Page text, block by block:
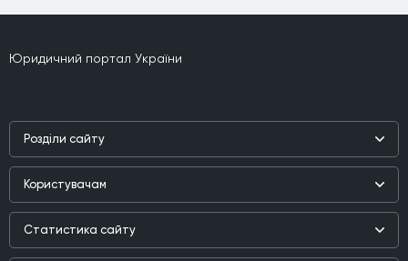
Юридичний портал України
Роздiли сайту
Наука
Практика
Публiкацiї та iнтерв'ю
Користувачам
Реєстр користувачiв
Партнери
Статистика сайту
Зареєстрованих користувачiв:207